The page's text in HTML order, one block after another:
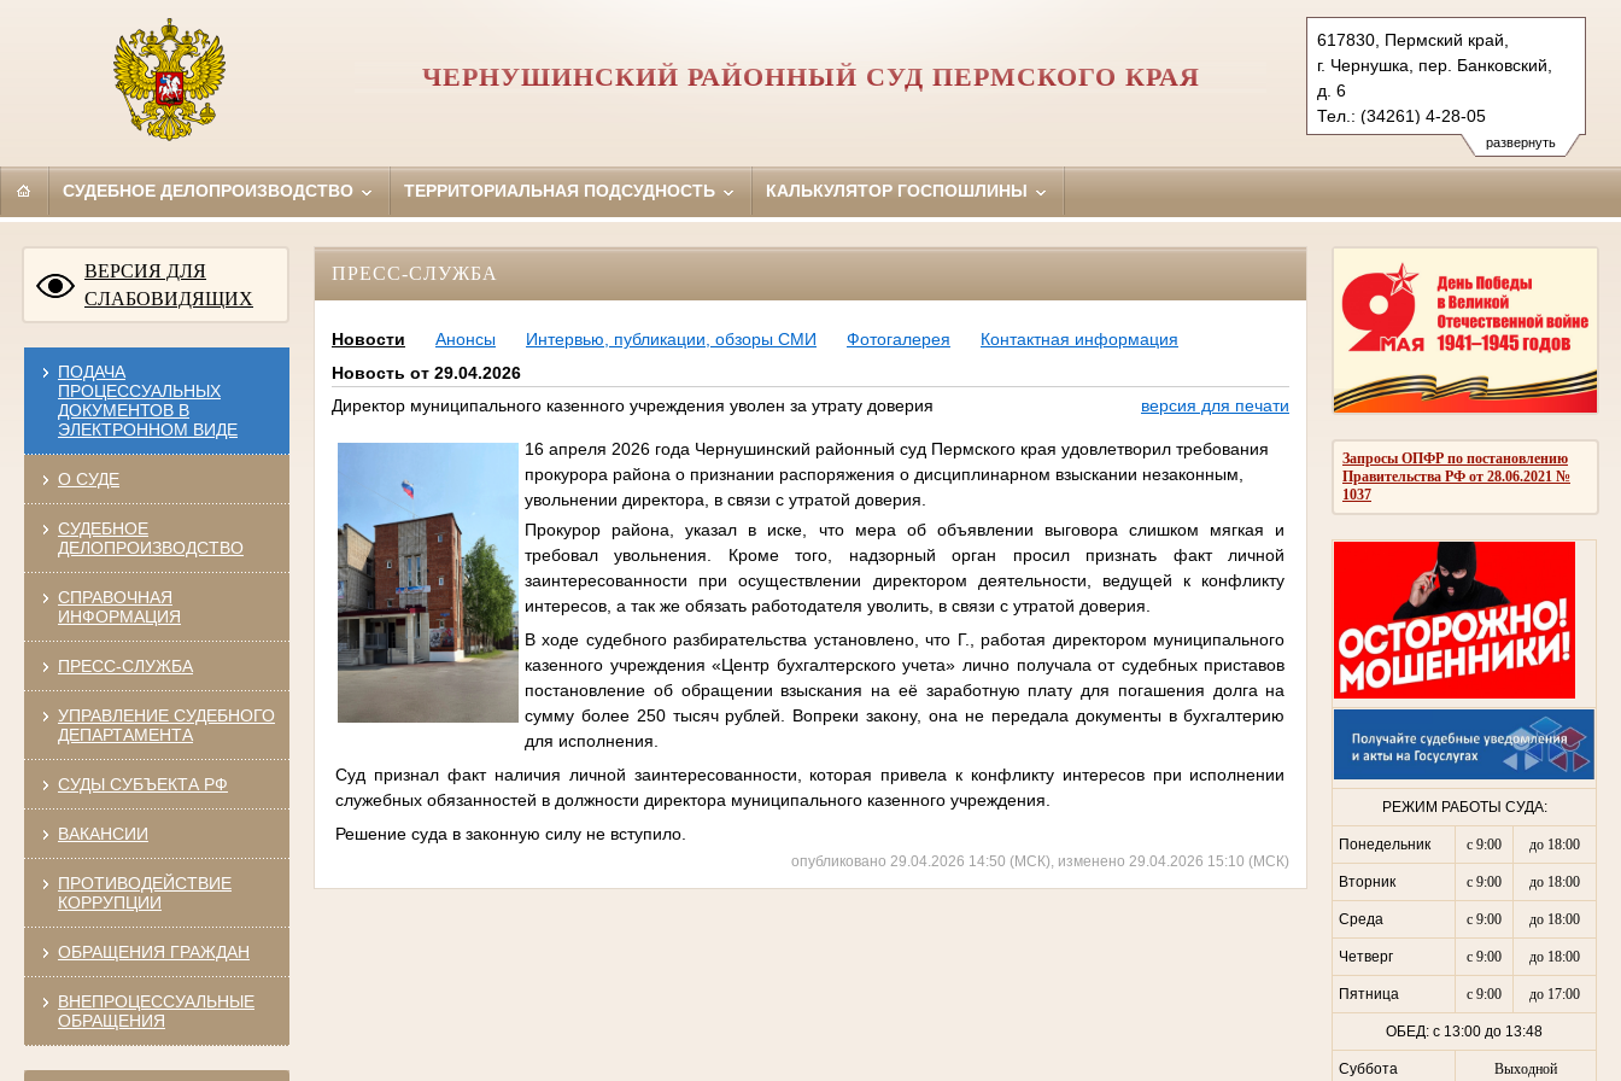
развернуть
617830, Пермский край,
г. Чернушка, пер. Банковский,
д. 6
Тел.: (34261) 4-28-05
chernushinsky.perm@sudrf.ru
ЧЕРНУШИНСКИЙ РАЙОННЫЙ СУД ПЕРМСКОГО КРАЯ
СУДЕБНОЕ ДЕЛОПРОИЗВОДСТВО ТЕРРИТОРИАЛЬНАЯ ПОДСУДНОСТЬ КАЛЬКУЛЯТОР ГОСПОШЛИНЫ
ВЕРСИЯ ДЛЯ
СЛАБОВИДЯЩИХ
ПОДАЧА
ПРОЦЕССУАЛЬНЫХ
ДОКУМЕНТОВ В
ЭЛЕКТРОННОМ ВИДЕ
О СУДЕ
СУДЕБНОЕ
ДЕЛОПРОИЗВОДСТВО
СПРАВОЧНАЯ
ИНФОРМАЦИЯ
ПРЕСС-СЛУЖБА
УПРАВЛЕНИЕ СУДЕБНОГО
ДЕПАРТАМЕНТА
СУДЫ СУБЪЕКТА РФ
ВАКАНСИИ
ПРОТИВОДЕЙСТВИЕ
КОРРУПЦИИ
ОБРАЩЕНИЯ ГРАЖДАН
ВНЕПРОЦЕССУАЛЬНЫЕ
ОБРАЩЕНИЯ
Запросы ОПФР по постановлению
Правительства РФ от 28.06.2021 №
1037
РЕЖИМ РАБОТЫ СУДА:
Понедельник с 9:00 до 18:00
Вторник с 9:00 до 18:00
Среда с 9:00 до 18:00
Четверг с 9:00 до 18:00
Пятница с 9:00 до 17:00
ОБЕД: с 13:00 до 13:48
Суббота Выходной
ПРЕСС-СЛУЖБА
Новости Анонсы Интервью, публикации, обзоры СМИ Фотогалерея
Контактная информация
Новость от 29.04.2026
Директор муниципального казенного учреждения уволен за утрату доверия
версия для печати
16 апреля 2026 года Чернушинский районный суд Пермского края удовлетворил требования
прокурора района о признании распоряжения о дисциплинарном взыскании незаконным,
увольнении директора, в связи с утратой доверия.
Прокурор района, указал в иске, что мера об объявлении выговора слишком мягкая и
требовал увольнения. Кроме того, надзорный орган просил признать факт личной
заинтересованности при осуществлении директором деятельности, ведущей к конфликту
интересов, а так же обязать работодателя уволить, в связи с утратой доверия.
В ходе судебного разбирательства установлено, что Г., работая директором муниципального
казенного учреждения «Центр бухгалтерского учета» лично получала от судебных приставов
постановление об обращении взыскания на её заработную плату для погашения долга на
сумму более 250 тысяч рублей. Вопреки закону, она не передала документы в бухгалтерию
для исполнения.
Суд признал факт наличия личной заинтересованности, которая привела к конфликту интересов при исполнении
служебных обязанностей в должности директора муниципального казенного учреждения.
Решение суда в законную силу не вступило.
опубликовано 29.04.2026 14:50 (МСК), изменено 29.04.2026 15:10 (МСК)